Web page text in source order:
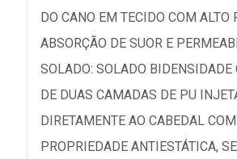
DO CANO EM TECIDO COM ALTO
ABSORÇÃO DE SUOR E
SOLADO: SOLADO BIDENSIDADE
DE DUAS CAMADAS DE PU
DIRETAMENTE AO CABEDAL COM
PROPRIEDADE ANTIESTÁTICA,